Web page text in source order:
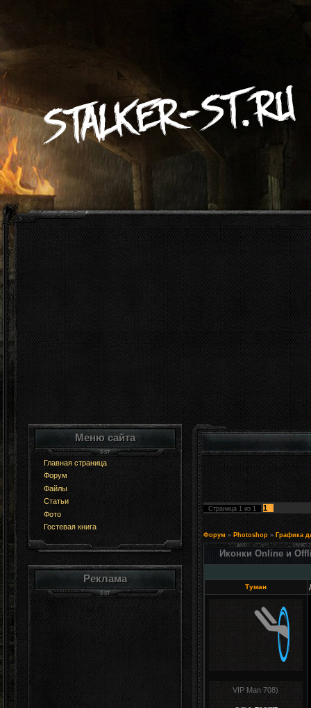
Меню сайта
Главная страница
Форум
Файлы
Статьи
Фото
Гостевая книга
Реклама
Страница 1 из 1 1
Форум » Photoshop » Графика
Иконки Online и
Туман
VIP Man 708)